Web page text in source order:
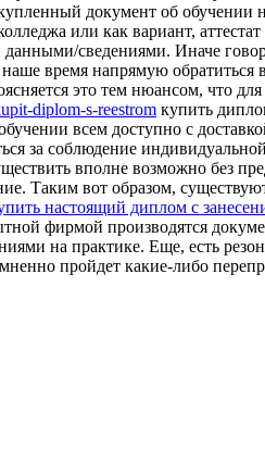
документ об
или как вариант,
сведениями. Иначе
время напрямую
это тем нюансом, что
diplom-s-reestrom купить
всем доступно с
за соблюдение
вполне возможно без
Таким вот образом,
настоящий диплом с
фирмой производятся
на практике. Еще, есть
пройдет какие-либо